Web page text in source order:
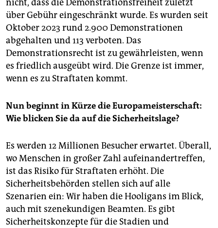
nicht, dass die Demonstrationsfreiheit zuletzt
über Gebühr eingeschränkt wurde. Es wurden seit
Oktober 2023 rund 2.900 Demonstrationen
abgehalten und 113 verboten. Das
Demonstrationsrecht ist zu gewährleisten, wenn
es friedlich ausgeübt wird. Die Grenze ist immer,
wenn es zu Straftaten kommt.
Nun beginnt in Kürze die Europameisterschaft:
Wie blicken Sie da auf die Sicherheitslage?
Es werden 12 Millionen Besucher erwartet. Überall,
wo Menschen in großer Zahl aufeinandertreffen,
ist das Risiko für Straftaten erhöht. Die
Sicherheitsbehörden stellen sich auf alle
Szenarien ein: Wir haben die Hooligans im Blick,
auch mit szenekundigen Beamten. Es gibt
Sicherheitskonzepte für die Stadien und